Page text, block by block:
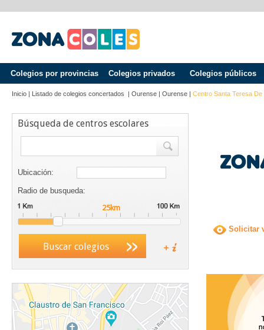
Colegios por provincias Colegios privados Colegios públicos
Inicio | Listado de colegios concertados | Ourense | Ourense | Centro Santa Teresa
Búsqueda de centros escolares
Ubicación:
Radio de busqueda:
Buscar colegios
Solicitar